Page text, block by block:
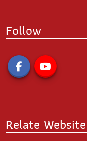
Follow
Relate Website